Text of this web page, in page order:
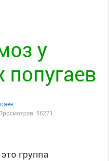
у
попугаев
56271
группа